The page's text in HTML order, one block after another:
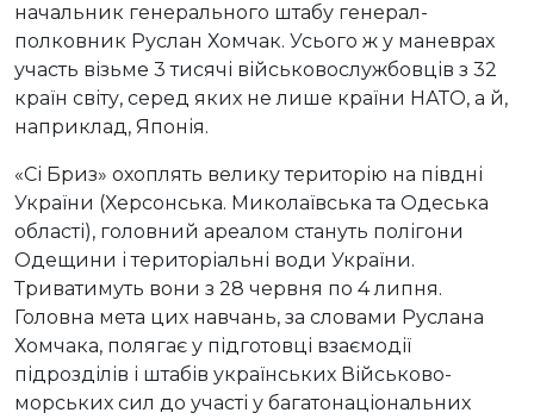
начальник генерального штабу генерал-
полковник Руслан Хомчак. Усього ж у маневрах
участь візьме 3 тисячі військовослужбовців з 32
країн світу, серед яких не лише країни НАТО, а й,
наприклад, Японія.
«Сі Бриз» охоплять велику територію на півдні
України (Херсонська. Миколаївська та Одеська
області), головний ареалом стануть полігони
Одещини і територіальні води України.
Триватимуть вони з 28 червня по 4 липня.
Головна мета цих навчань, за словами Руслана
Хомчака, полягає у підготовці взаємодії
підрозділів і штабів українських Військово-
морських сил до участі у багатонаціональних